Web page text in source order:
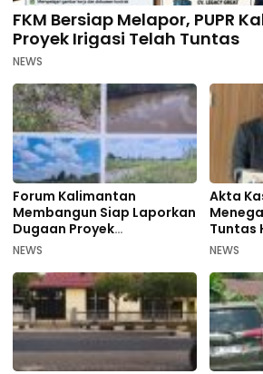
FKM Bersiap Melapor, PUPR
Proyek Irigasi Telah Tuntas
NEWS
Forum Kalimantan
Membangun Siap Laporkan
Dugaan Proyek
Bermasalah PUPR Kalteng
NEWS
Akta
Tuntas
NEWS